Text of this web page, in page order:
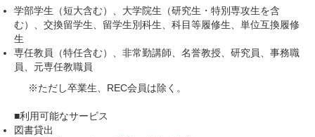
学部学生（短大含む）、大学院生（研究生・特別専攻生を含
む）、交換留学生、留学生別科生、科目等履修生、単位互換履修
生
専任教員（特任含む）、非常勤講師、名誉教授、研究員、事務職
員、元専任教職員
※ただし卒業生、REC会員は除く。
■利用可能なサービス
図書貸出